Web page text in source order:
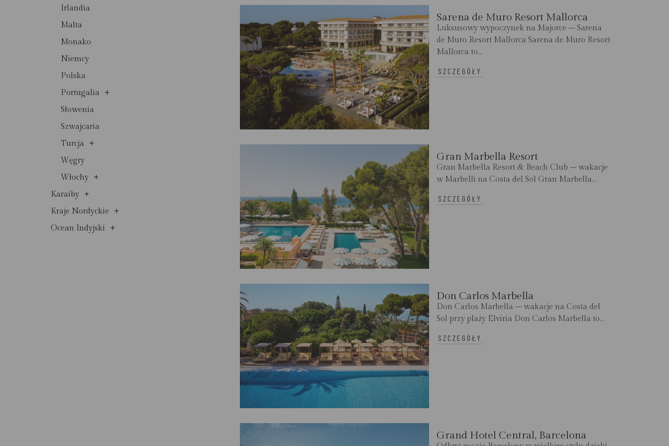
Irlandia
Malta
Monako
Niemcy
Polska
Portugalia
+
Słowenia
Szwajcaria
Turcja
+
Węgry
Włochy +
Karaiby +
Kraje Nordyckie +
Ocean Indyjski +
Sarena de Muro Resort Mallorca
Luksusowy wypoczynek na Majorce – Sarena
de Muro Resort Mallorca Sarena de Muro Resort
Mallorca to...
SZCZEGÓŁY
Gran Marbella Resort
Gran Marbella Resort & Beach Club – wakacje
w Marbelli na Costa del Sol Gran Marbella...
SZCZEGÓŁY
Don Carlos Marbella
Don Carlos Marbella – wakacje na Costa del
Sol przy plaży Elviria Don Carlos Marbella to...
SZCZEGÓŁY
Grand Hotel Central, Barcelona